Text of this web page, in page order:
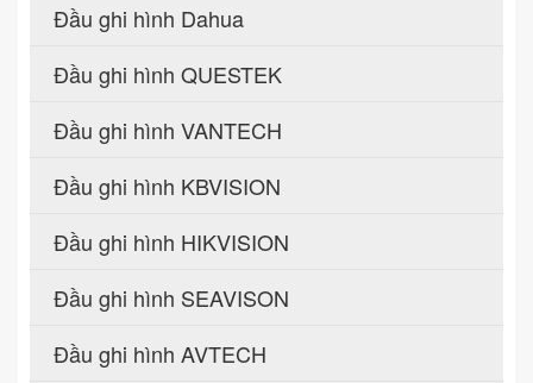
Đầu ghi hình Dahua
Đầu ghi hình QUESTEK
Đầu ghi hình VANTECH
Đầu ghi hình KBVISION
Đầu ghi hình HIKVISION
Đầu ghi hình SEAVISON
Đầu ghi hình AVTECH